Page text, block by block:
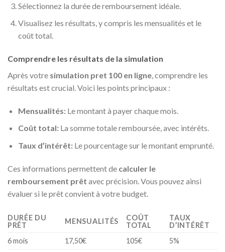
Sélectionnez la durée de remboursement idéale.
Visualisez les résultats, y compris les mensualités et le
coût total.
Comprendre les résultats de la simulation
Après votre simulation pret 100 en ligne, comprendre les
résultats est crucial. Voici les points principaux :
Mensualités:Le montant à payer chaque mois.
Coût total:La somme totale remboursée, avec intérêts.
Taux d’intérêt:Le pourcentage sur le montant emprunté.
Ces informations permettent de calculer le
remboursement prêt avec précision. Vous pouvez ainsi
évaluer si le prêt convient à votre budget.
DURÉE DU
PRÊT
MENSUALITÉS
COÛT
TOTAL
TAUX
D’INTÉRÊT
6 mois
17,50€ 105€
5%